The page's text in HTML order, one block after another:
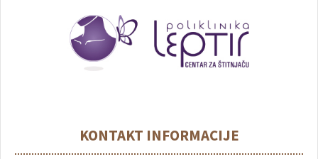
KONTAKT INFORMACIJE